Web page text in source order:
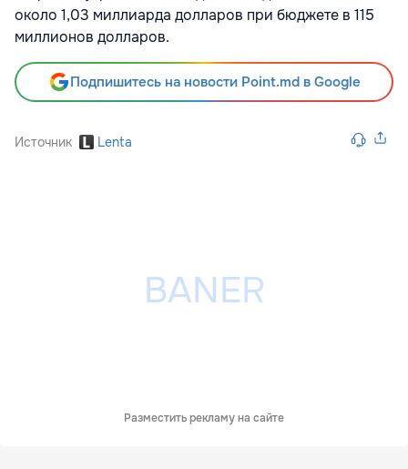
около 1,03 миллиарда долларов при бюджете в 115
миллионов долларов.
Подпишитесь на новости Point.md в Google
Источник Lenta
Разместить рекламу на сайте